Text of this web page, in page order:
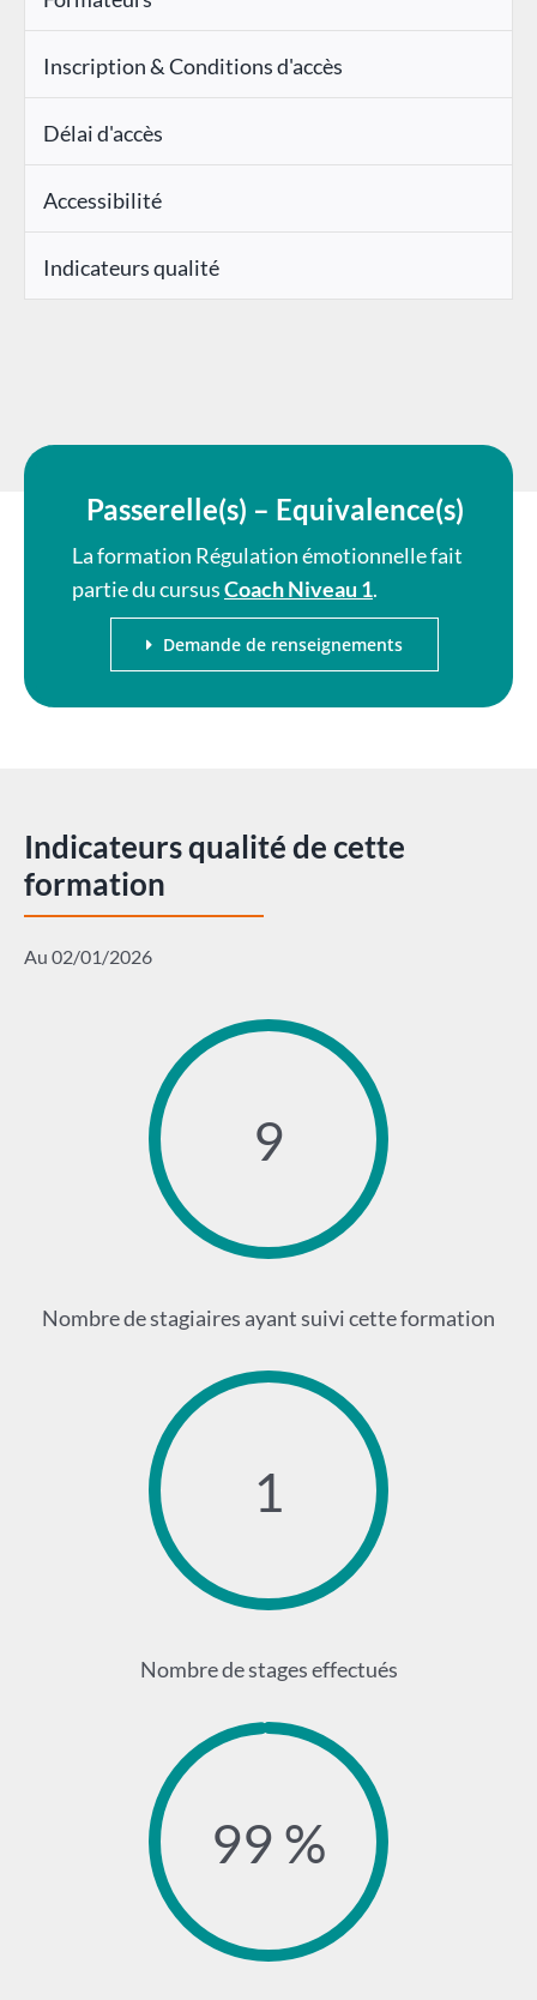
Inscription & Conditions d'accès
Délai d'accès
Accessibilité
Indicateurs qualité
Passerelle(s) – Equivalence(s)
La formation Régulation émotionnelle fait
partie du cursusCoach Niveau 1.
Demande de renseignements
Indicateurs qualité de cette
formation
Au 02/01/2026
9
Nombre de stagiaires ayant suivi cette formation
1
Nombre de stages effectués
99 %